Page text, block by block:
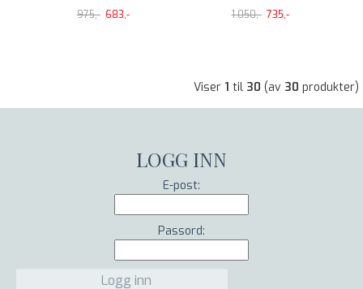
975,- 683,- 1.050,- 735,-
Viser 1 til 30 (av 30 produkter)
LOGG INN
E-post:
Passord: